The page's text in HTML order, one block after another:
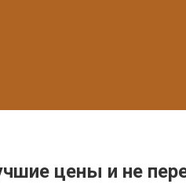
цены и не